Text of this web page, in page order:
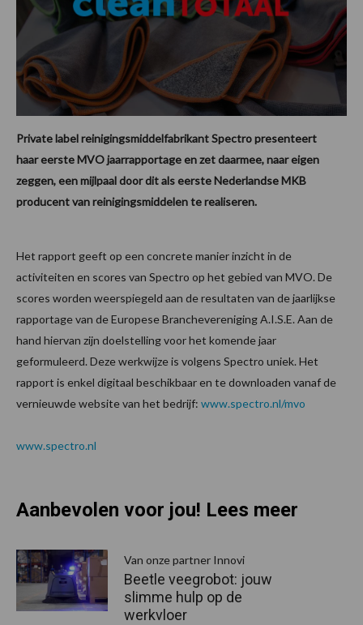
Private label reinigingsmiddelfabrikant Spectro presenteert
haar eerste MVO jaarrapportage en zet daarmee, naar eigen
zeggen, een mijlpaal door dit als eerste Nederlandse MKB
producent van reinigingsmiddelen te realiseren.
Het rapport geeft op een concrete manier inzicht in de
activiteiten en scores van Spectro op het gebied van MVO. De
scores worden weerspiegeld aan de resultaten van de jaarlijkse
rapportage van de Europese Branchevereniging A.I.S.E. Aan de
hand hiervan zijn doelstelling voor het komende jaar
geformuleerd. Deze werkwijze is volgens Spectro uniek. Het
rapport is enkel digitaal beschikbaar en te downloaden vanaf de
vernieuwde website van het bedrijf: www.spectro.nl/mvo
www.spectro.nl
Aanbevolen voor jou! Lees meer
Van onze partner Innovi
Beetle veegrobot: jouw
slimme hulp op de
werkvloer